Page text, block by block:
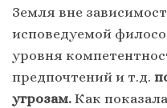
Земля вне
исповедуемой
уровня
предпочтений и т.д.
угрозам. Как